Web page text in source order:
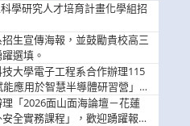
學研究人才培育計畫化學組招
生宣傳海報，並鼓勵貴校高三
選填。
大學電子工程系合作辦理115
應用於智慧半導體研習營」，
「2026面山面海論壇－花蓮
全實務課程」，歡迎踴躍報名